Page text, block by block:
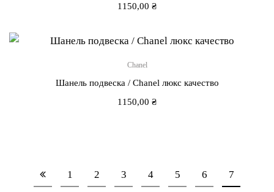
1150,00 ₴
Chanel
Шанель подвеска / Chanel люкс качество
1150,00 ₴
1 2 3 4 5 6 7